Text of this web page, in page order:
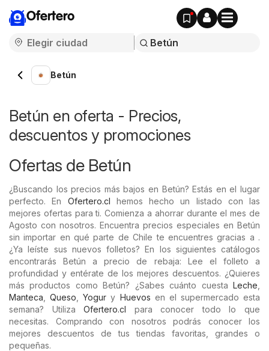
Ofertero
Betún
Betún en oferta - Precios,
descuentos y promociones
Ofertas de Betún
¿Buscando los precios más bajos en Betún? Estás en el lugar
perfecto. En Ofertero.cl hemos hecho un listado con las
mejores ofertas para ti. Comienza a ahorrar durante el mes de
Agosto con nosotros. Encuentra precios especiales en Betún
sin importar en qué parte de Chile te encuentres gracias a .
¿Ya leíste sus nuevos folletos? En los siguientes catálogos
encontrarás Betún a precio de rebaja: Lee el folleto a
profundidad y entérate de los mejores descuentos. ¿Quieres
más productos como Betún? ¿Sabes cuánto cuesta Leche
Manteca ,Queso ,Yogur y Huevos en el supermercado esta
semana? UtilizaOfertero.cl para conocer todo lo que
necesitas. Comprando con nosotros podrás conocer los
mejores descuentos de tus tiendas favoritas, grandes o
pequeñas.